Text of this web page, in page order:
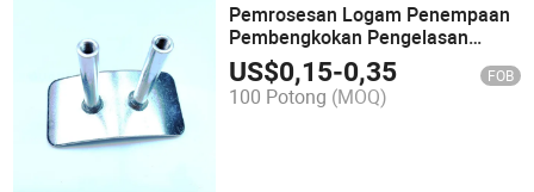
Pemrosesan Logam Penempaan
Pembengkokan Pengelasan
Kustom Industri Mesin Bagian
Perangkat Keras yang Dikerjakan
US$0,15-0,35 FOB
100 Potong (MOQ)